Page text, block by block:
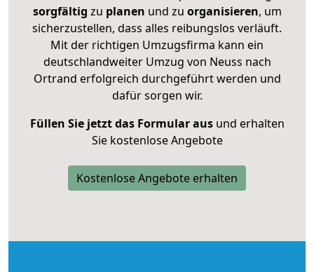
sorgfältig zu planen und zu organisieren, um
sicherzustellen, dass alles reibungslos verläuft.
Mit der richtigen Umzugsfirma kann ein
deutschlandweiter Umzug von Neuss nach
Ortrand erfolgreich durchgeführt werden und
dafür sorgen wir.
Füllen Sie jetzt das Formular ausund erhalten
Sie kostenlose Angebote
Kostenlose Angebote erhalten